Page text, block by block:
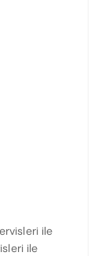
ile
ile